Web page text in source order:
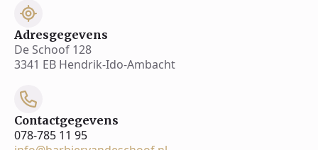
Adresgegevens
De Schoof 128
3341 EB Hendrik-Ido-Ambacht
Contactgegevens
078-785 11 95